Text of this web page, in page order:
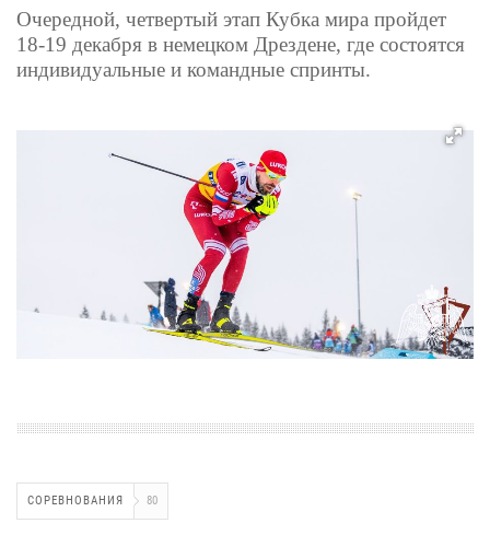
Очередной, четвертый этап Кубка мира пройдет
18-19 декабря в немецком Дрездене, где состоятся
индивидуальные и командные спринты.
СОРЕВНОВАНИЯ 80